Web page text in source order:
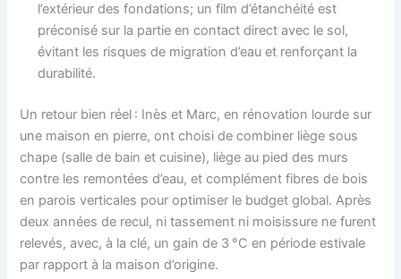
l’extérieur des fondations; un film d’étanchéité est
préconisé sur la partie en contact direct avec le sol,
évitant les risques de migration d’eau et renforçant la
durabilité.
Un retour bien réel : Inès et Marc, en rénovation lourde sur
une maison en pierre, ont choisi de combiner liège sous
chape (salle de bain et cuisine), liège au pied des murs
contre les remontées d’eau, et complément fibres de bois
en parois verticales pour optimiser le budget global. Après
deux années de recul, ni tassement ni moisissure ne furent
relevés, avec, à la clé, un gain de 3 °C en période estivale
par rapport à la maison d’origine.